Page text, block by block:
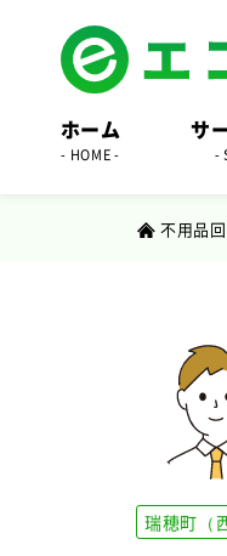
ホーム
- HOME -
サ
-
不用品
瑞穂町（